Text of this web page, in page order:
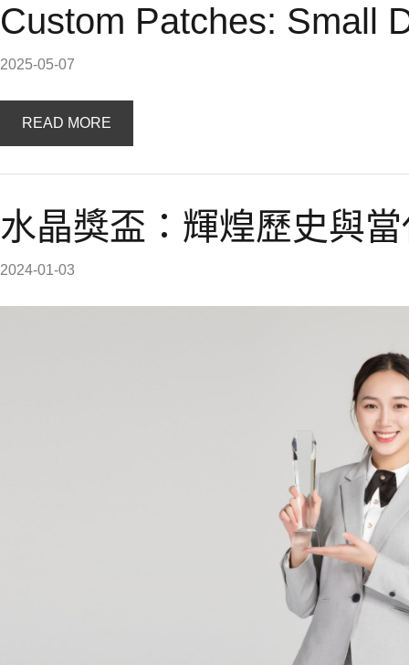
Custom Patches: Small
2025-05-07
READ MORE
水晶獎盃：輝煌歷史與
2024-01-03